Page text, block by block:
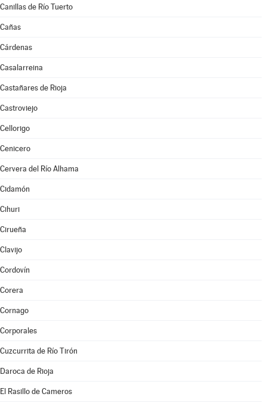
Canillas de Río Tuerto
Cañas
Cárdenas
Casalarreina
Castañares de Rioja
Castroviejo
Cellorigo
Cenicero
Cervera del Río Alhama
Cidamón
Cihuri
Cirueña
Clavijo
Cordovín
Corera
Cornago
Corporales
Cuzcurrita de Río Tirón
Daroca de Rioja
El Rasillo de Cameros